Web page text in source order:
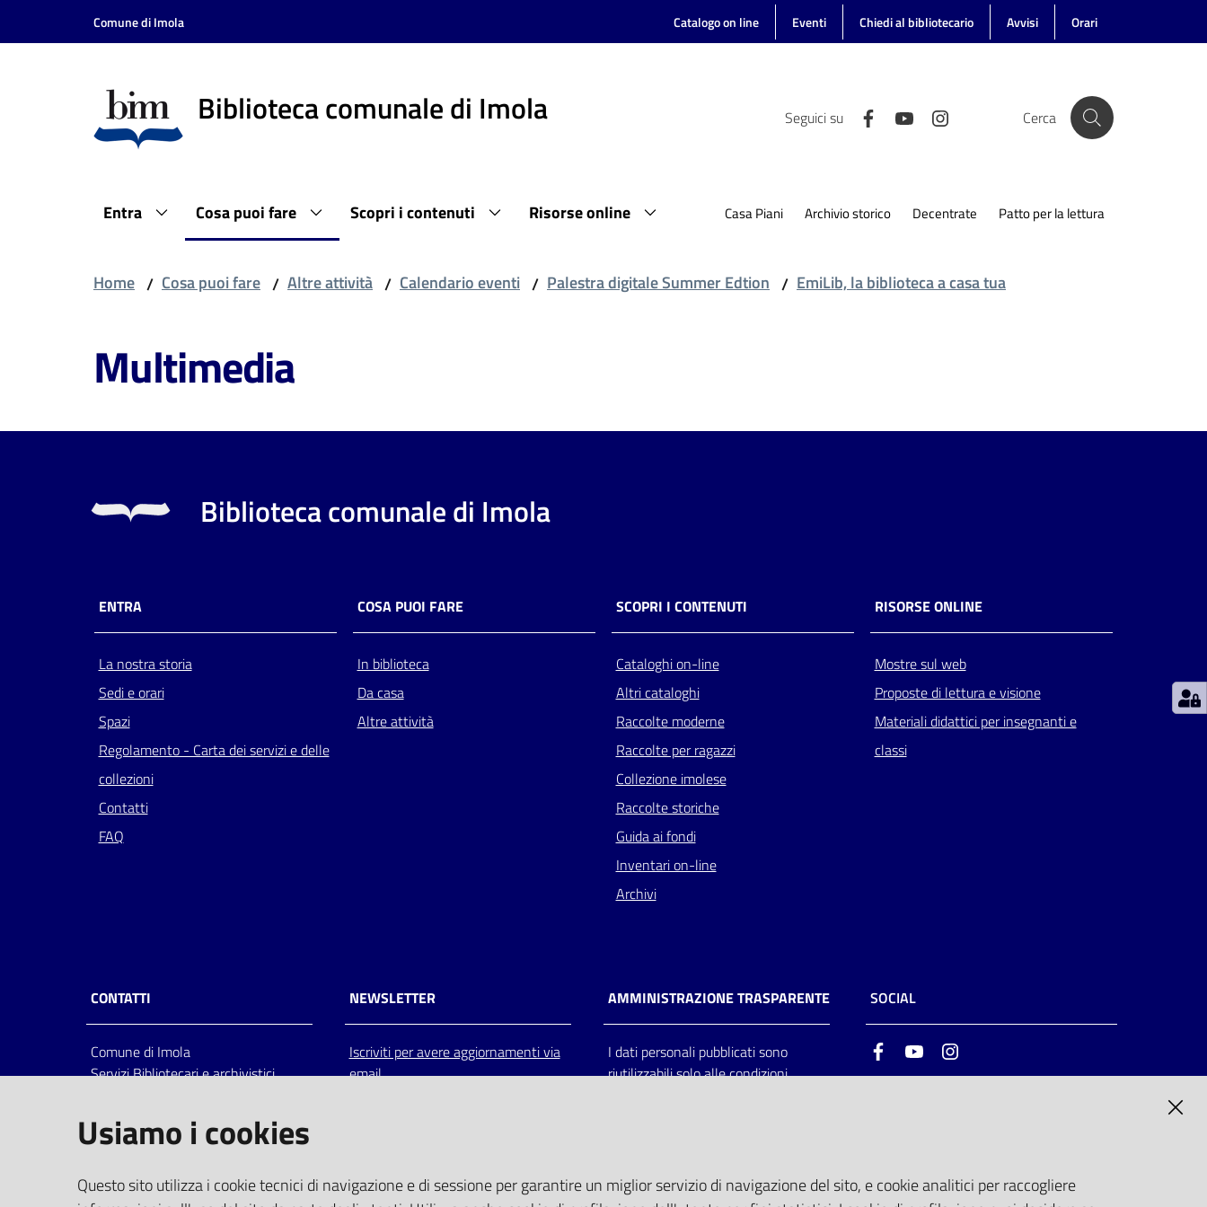
Vai al contenuto
Vai alla navigazione
Comune di Imola Catalogo on line Eventi Chiedi al bibliotecario Avvisi Orari
Biblioteca comunale di Imola Seguici su Cerca
Entra Cosa puoi fare Scopri i contenuti Risorse online Casa Piani Archivio storico Decentrate Patto per la lettura
Home / Cosa puoi fare / Altre attività / Calendario eventi / Palestra digitale Summer Edtion / EmiLib, la biblioteca a casa tua
Multimedia
Biblioteca comunale di Imola
ENTRA
La nostra storia
Sedi e orari
Spazi
Regolamento - Carta dei servizi e delle
collezioni
Contatti
FAQ
COSA PUOI FARE
In biblioteca
Da casa
Altre attività
SCOPRI I CONTENUTI
Cataloghi on-line
Altri cataloghi
Raccolte moderne
Raccolte per ragazzi
Collezione imolese
Raccolte storiche
Guida ai fondi
Inventari on-line
Archivi
RISORSE ONLINE
Mostre sul web
Proposte di lettura e visione
Materiali didattici per insegnanti e
classi
CONTATTI
Comune di Imola
Servizi Bibliotecari e archivistici
Italia
centralino: tel 0542.6026.36 fax
bim@comune.imola.bo.it
PEC
NEWSLETTER
Iscriviti per avere aggiornamenti via
email
AMMINISTRAZIONE TRASPARENTE
I dati personali pubblicati sono
riutilizzabili solo alle condizioni
SOCIAL
FacebookYoutube
Usiamo i cookies
Questo sito utilizza i cookie tecnici di navigazione e di sessione per garantire un miglior servizio di navigazione del sito, e cookie analitici per raccogliere